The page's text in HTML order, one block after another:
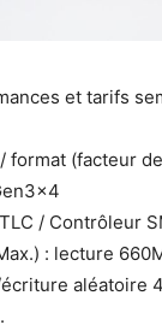
et tarifs
format (facteur
/ Contrôleur
: lecture
aléatoire